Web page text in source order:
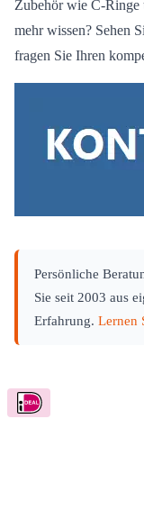
Zubehör wie C-Ringe
mehr wissen? Sehen
fragen Sie Ihren
Persönliche
Sie seit 2003 aus
Erfahrung. Lernen